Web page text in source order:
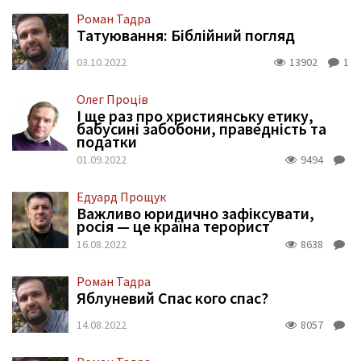
Роман Тадра
Татуювання: Біблійний погляд
03.10.2022 13902 1
Олег Проців
І ще раз про християнську етику,
бабусині забобони, праведність та
податки
01.09.2022 9494
Едуард Прощук
Важливо юридично зафіксувати,
росія — це країна терорист
16.08.2022 8638
Роман Тадра
Яблуневий Спас кого спас?
14.08.2022 8057